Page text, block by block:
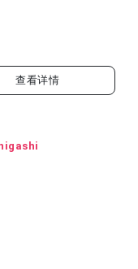
查看详情